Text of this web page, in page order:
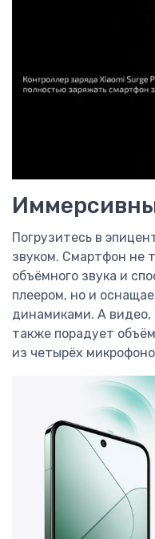
Погрузитесь в
звуком. Смартфон не
объёмного звука и
плеером, но и
динамиками. А видео,
также порадует
из четырёх